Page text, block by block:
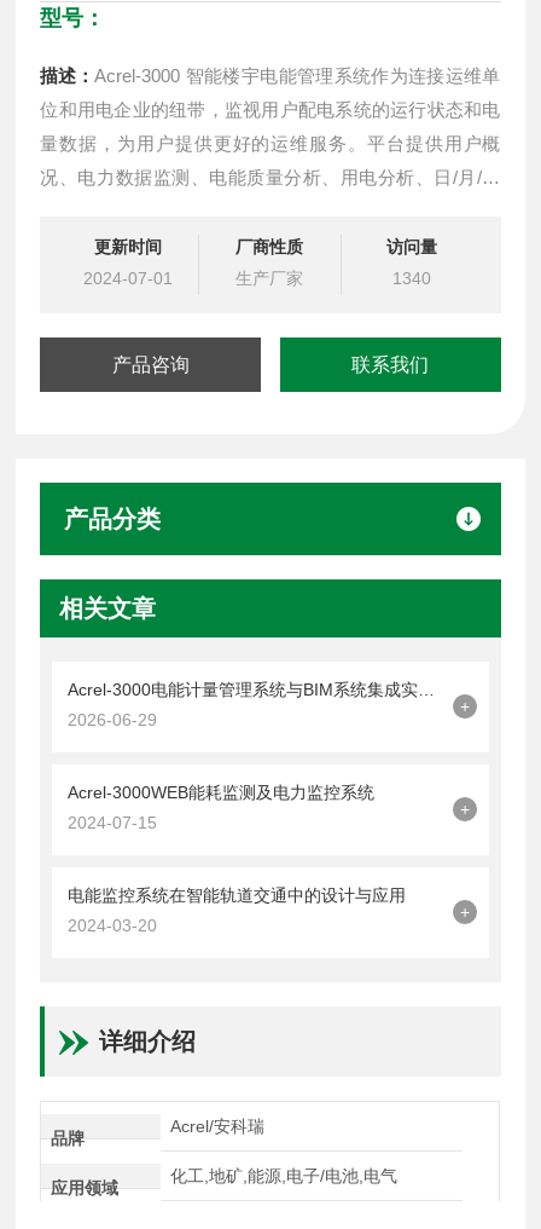
型号：
描述：Acrel-3000 智能楼宇电能管理系统作为连接运维单
位和用电企业的纽带，监视用户配电系统的运行状态和电
量数据，为用户提供更好的运维服务。平台提供用户概
况、电力数据监测、电能质量分析、用电分析、日/月/年
并支持多平台、多终端数据访问。
更新时间
2024-07-01
厂商性质
生产厂家
访问量
1340
产品咨询 联系我们
产品分类
相关文章
2026-06-29
+
Acrel-3000WEB能耗监测及电力监控系统
2024-07-15
+
电能监控系统在智能轨道交通中的设计与应用
2024-03-20
+
详细介绍
品牌
Acrel/安科瑞
应用领域
化工,地矿,能源,电子/电池,电气